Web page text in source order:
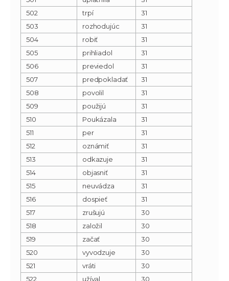
502
trpí
31
503
rozhodujúc
31
504
robiť
31
505
prihliadol
31
506
previedol
31
507
predpokladať
31
508
povolil
31
509
použijú
31
510
Poukázala
31
511
per
31
512
oznámiť
31
513
odkazuje
31
514
objasniť
31
515
neuvádza
31
516
dospieť
31
517
zrušujú
30
518
založil
30
519
začať
30
520
vyvodzuje
30
521
vráti
30
522
užíval
30